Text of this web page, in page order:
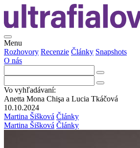
Menu
Rozhovory Recenzie Články Snapshots
O nás
Vo vyhľadávaní:
Anetta Mona Chişa a Lucia Tkáčová
10.10.2024
Martina Šišková Články
Martina Šišková Články